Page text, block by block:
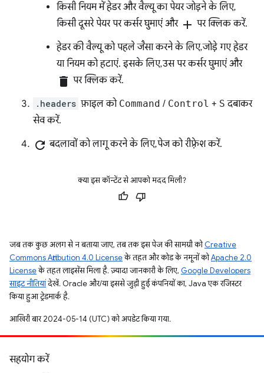
किसी नियम में हेडर और वैल्यू का पेयर जोड़ने के लिए,
किसी दूसरे पेयर पर कर्सर घुमाएं और add पर क्लिक करें.
हेडर की वैल्यू को पहले जैसा करने के लिए, जोड़े गए हेडर
या नियम को हटाएं. इसके लिए, उस पर कर्सर घुमाएं और
delete पर क्लिक करें.
.headers फ़ाइल को Command / Control + S दबाकर
सेव करें.
refresh बदलावों को लागू करने के लिए, पेज को रीफ़्रेश करें.
क्या इस कॉन्टेंट से आपको मदद मिली?
जब तक कुछ अलग से न बताया जाए, तब तक इस पेज की सामग्री कोCreative
Commons Attribution 4.0 Licenseके तहत और कोड के नमूनों कोApache 2.0
Licenseके तहत लाइसेंस मिला है. ज़्यादा जानकारी के लिए, Google Developers
साइट नीतियांदेखें. Oracle और/या इससे जुड़ी हुई कंपनियों का, Java एक रजिस्टर
किया हुआ ट्रेडमार्क है.
आखिरी बार 2024-05-14 (UTC) को अपडेट किया गया.
सहयोग करें